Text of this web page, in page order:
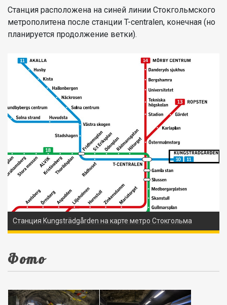
Станция расположена на синей линии Стокгольмского
метрополитена после станции T-centralen, конечная (но
планируется продолжение ветки).
Станция Kungsträdgården на карте метро Стокгольма
Фото